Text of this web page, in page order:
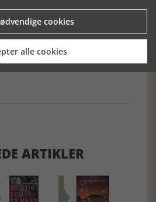
18. oktober 2023]
ARTIKLER
cookies
alle cookies